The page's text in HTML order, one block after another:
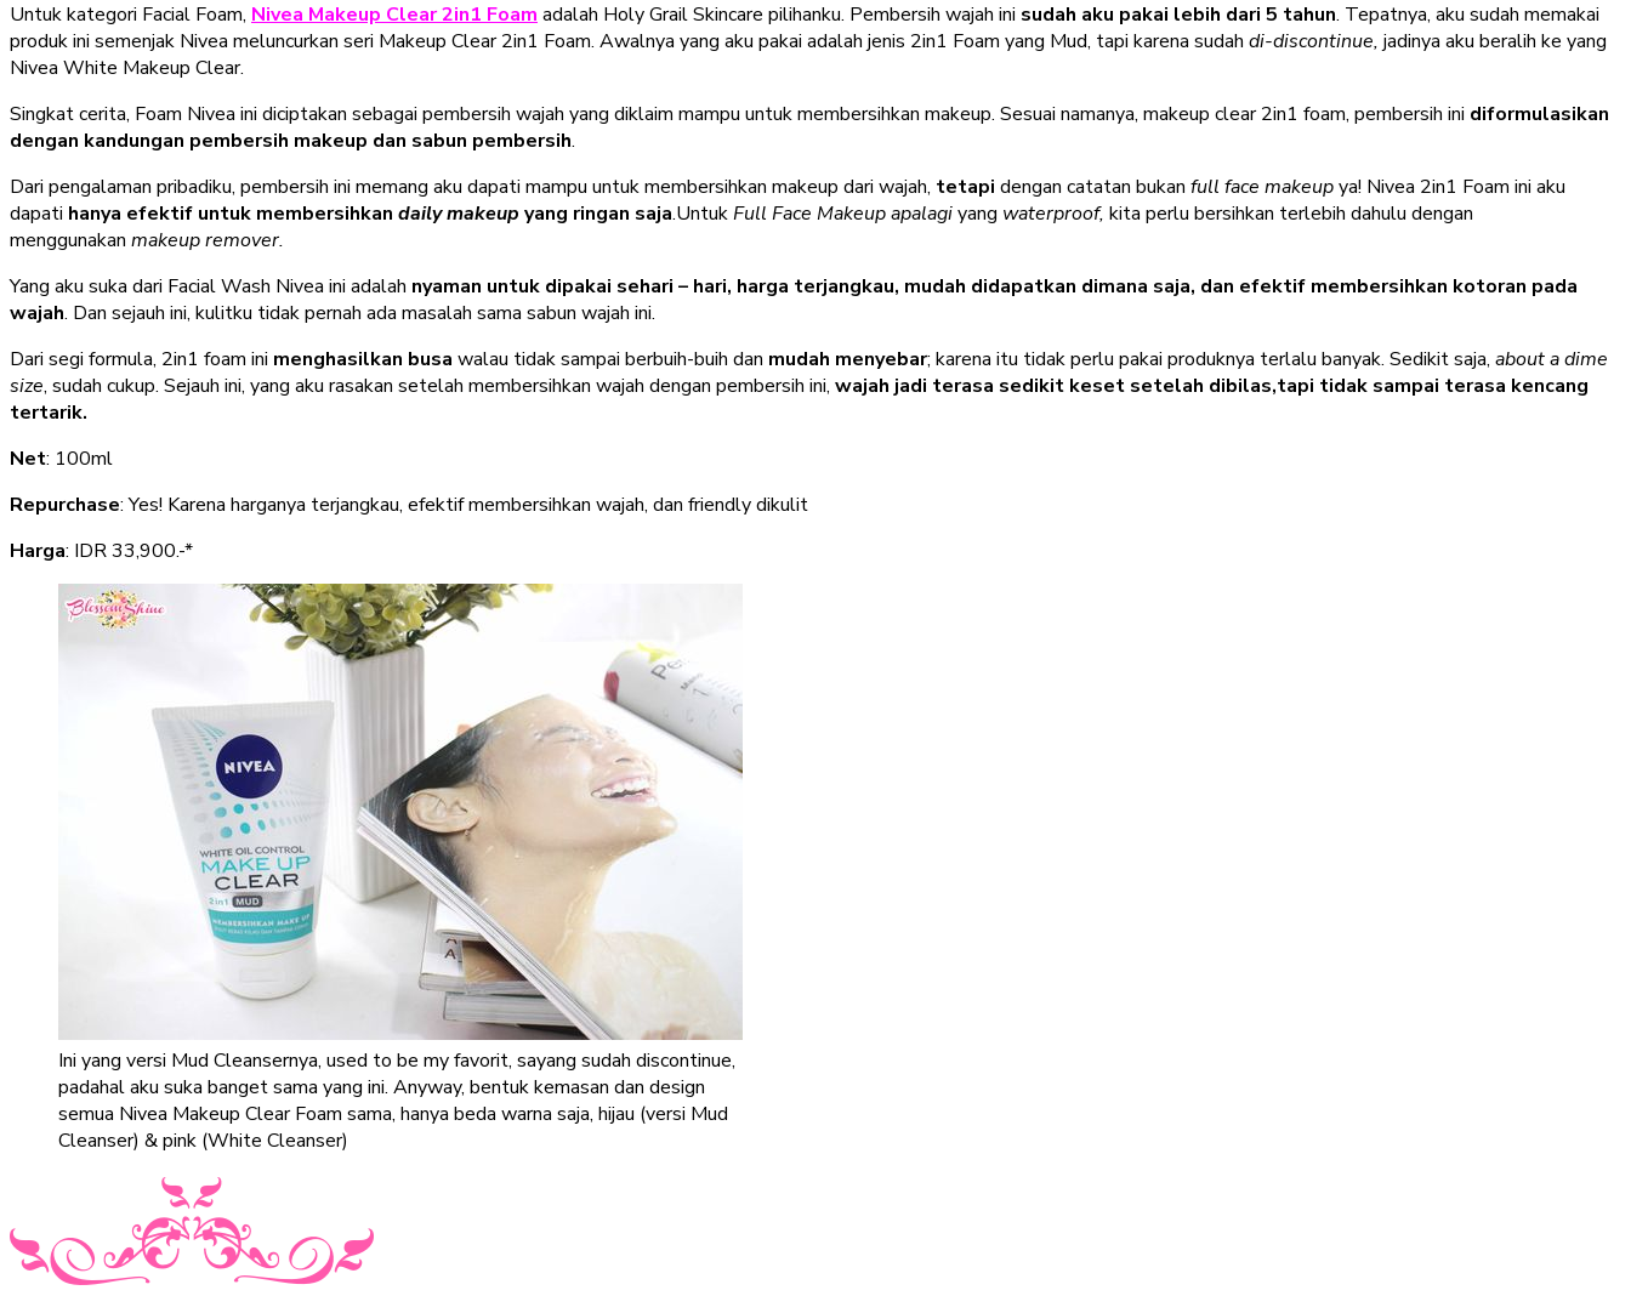
Untuk kategori Facial Foam, Nivea Makeup Clear 2in1 Foam adalah Holy Grail Skincare pilihanku. Pembersih wajah ini sudah aku pakai lebih dari 5 tahun. Tepatnya, aku sudah memakai
produk ini semenjak Nivea meluncurkan seri Makeup Clear 2in1 Foam. Awalnya yang aku pakai adalah jenis 2in1 Foam yang Mud, tapi karena sudah di-discontinue, jadinya aku beralih ke yang
Nivea White Makeup Clear.
Singkat cerita, Foam Nivea ini diciptakan sebagai pembersih wajah yang diklaim mampu untuk membersihkan makeup. Sesuai namanya, makeup clear 2in1 foam, pembersih ini diformulasikan
dengan kandungan pembersih makeup dan sabun pembersih.
Dari pengalaman pribadiku, pembersih ini memang aku dapati mampu untuk membersihkan makeup dari wajah, tetapi dengan catatan bukan full face makeupya! Nivea 2in1 Foam ini aku
dapati hanya efektif untuk membersihkan daily makeup yang ringan saja.UntukFull Face Makeup apalagiyang waterproof, kita perlu bersihkan terlebih dahulu dengan
menggunakan makeup remover.
Yang aku suka dari Facial Wash Nivea ini adalah nyaman untuk dipakai sehari – hari, harga terjangkau, mudah didapatkan dimana saja, dan efektif membersihkan kotoran pada
wajah. Dan sejauh ini, kulitku tidak pernah ada masalah sama sabun wajah ini.
Dari segi formula, 2in1 foam ini menghasilkan busa walau tidak sampai berbuih-buih dan mudah menyebar; karena itu tidak perlu pakai produknya terlalu banyak. Sedikit saja, about a dime
size, sudah cukup. Sejauh ini, yang aku rasakan setelah membersihkan wajah dengan pembersih ini, wajah jadi terasa sedikit keset setelah dibilas,tapi tidak sampai terasa kencang
tertarik.
Net: 100ml
Repurchase: Yes! Karena harganya terjangkau, efektif membersihkan wajah, dan friendly dikulit
Harga: IDR 33,900.-*
Ini yang versi Mud Cleansernya, used to be my favorit, sayang sudah discontinue,
padahal aku suka banget sama yang ini. Anyway, bentuk kemasan dan design
semua Nivea Makeup Clear Foam sama, hanya beda warna saja, hijau (versi Mud
Cleanser) & pink (White Cleanser)